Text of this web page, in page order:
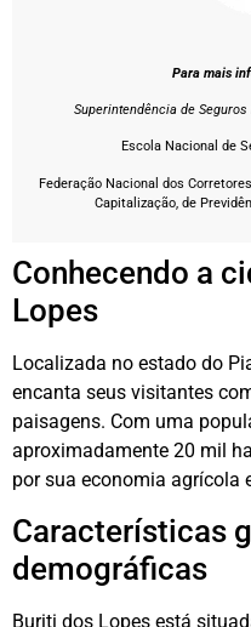
Para mais
Superintendência de Seguros
Escola Nacional de
Federação Nacional dos
Capitalização, de
Conhecendo a
Lopes
Localizada no estado do
encanta seus visitantes
paisagens. Com uma
aproximadamente 20 mil
por sua economia agrícola
Características
demográficas
Buriti dos Lopes está